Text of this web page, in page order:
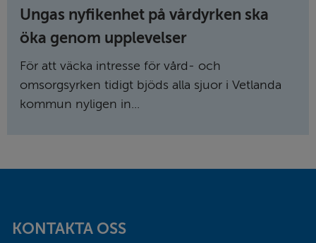
Ungas nyfikenhet på vårdyrken ska
öka genom upplevelser
För att väcka intresse för vård- och
omsorgsyrken tidigt bjöds alla sjuor i Vetlanda
kommun nyligen in...
KONTAKTA OSS